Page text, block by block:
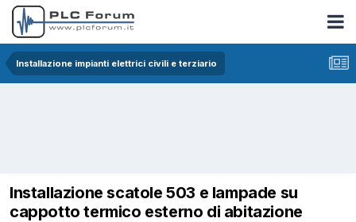
Installazione impianti elettrici civili e terziario
Installazione scatole 503 e lampade su
cappotto termico esterno di abitazione